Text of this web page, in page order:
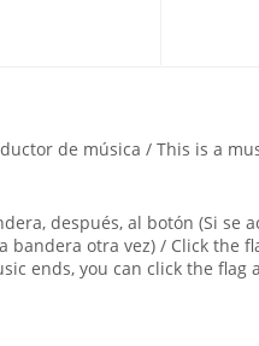
de música / This is a
después, al botón (Si se
bandera otra vez) / Click the
ends, you can click the flag